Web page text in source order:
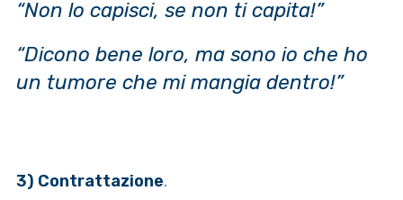
“Non lo capisci, se non ti capita!”
“Dicono bene loro, ma sono io che ho
un tumore che mi mangia dentro!”
3) Contrattazione.